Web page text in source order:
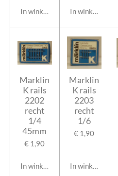
In winkelwagen In winkelwagen
Marklin
K rails
2202
recht
1/4
45mm
€ 1,90
In winkelwagen
Marklin
K rails
2203
recht
1/6
€ 1,90
In winkelwagen